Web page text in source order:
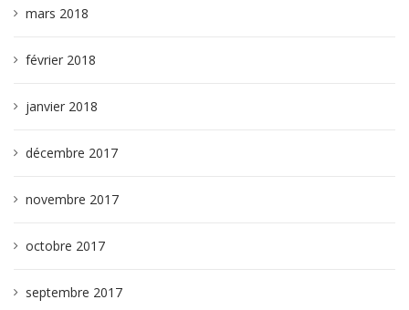
mars 2018
février 2018
janvier 2018
décembre 2017
novembre 2017
octobre 2017
septembre 2017